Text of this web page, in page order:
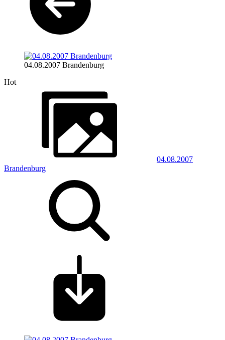
04.08.2007 Brandenburg
Hot
04.08.2007
Brandenburg